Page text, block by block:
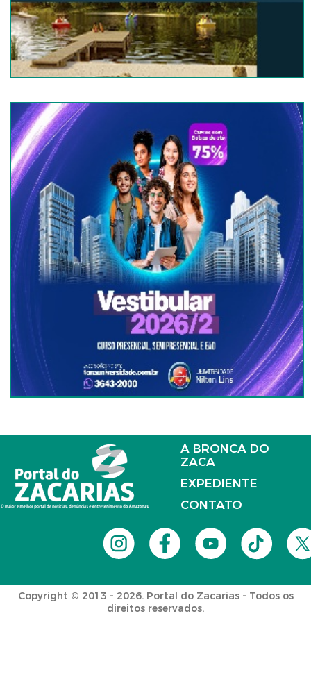
A BRONCA DO
ZACA
EXPEDIENTE
CONTATO
Copyright © 2013 - 2026. Portal do Zacarias - Todos os
direitos reservados.